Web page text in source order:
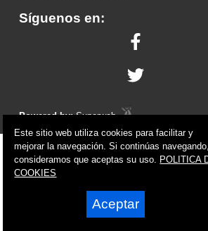
Síguenos en:
Powered by:Superweb
Aviso Legal- Política de Privacidad -Política
Este sitio web utiliza cookies para facilitar y
mejorar la navegación. Si continúas navegando,
consideramos que aceptas su uso. POLITICA
COOKIES
Aceptar